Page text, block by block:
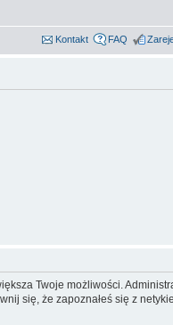
Kontakt FAQ
Twoje możliwości.
się, że zapoznałeś się z